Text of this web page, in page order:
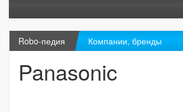
Robo-педия Компании, бренды
Panasonic